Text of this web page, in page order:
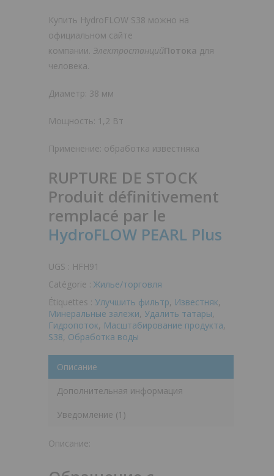
Купить HydroFLOW S38 можно на
официальном сайте
компании. ЭлектростанцийПотока для
человека.
Диаметр: 38 мм
Мощность: 1,2 Вт
Применение: обработка известняка
RUPTURE DE STOCK
Produit définitivement
remplacé par le
HydroFLOW PEARL Plus
UGS : HFH91
Catégorie : Жилье/торговля
Étiquettes : Улучшить фильтр, Известняк,
Минеральные залежи, Удалить татары,
Гидропоток, Масштабирование продукта,
S38, Обработка воды
Описание
Дополнительная информация
Уведомление (1)
Описание: